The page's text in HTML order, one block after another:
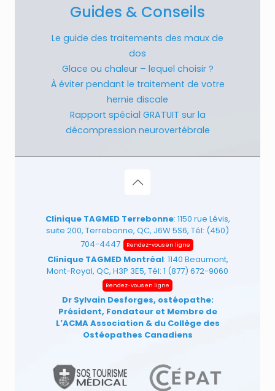
Guides & Conseils
Le guide des traitements des maux de
dos
Glace ou chaleur – lequel choisir ?
À éviter pendant le traitement de votre
hernie discale
Rapport spécial GRATUIT sur la
décompression neurovertébrale
Clinique TAGMED Terrebonne: 1150 rue Lévis,
suite 200, Terrebonne, QC, J6W 5S6, Tél: (450)
704-4447
Rendez-vous en ligne
Clinique TAGMED Montréal: 1140 Beaumont,
Mont-Royal, QC, H3P 3E5, Tél: 1 (877) 672-9060
Rendez-vous en ligne
Dr Sylvain Desforges, ostéopathe:
Président, Fondateur et Membre de
L'ACMA Association & du Collège des
Ostéopathes Canadiens